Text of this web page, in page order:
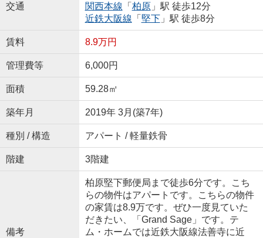
交通
関西本線 「 柏原」駅 徒歩12分
近鉄大阪線 「 堅下」駅 徒歩8分
賃料 8.9万円
管理費等 6,000円
面積 59.28㎡
築年月 2019年 3月(築7年)
種別 / 構造 アパート / 軽量鉄骨
階建 3階建
備考
柏原堅下郵便局まで徒歩6分です。こち
らの物件はアパートです。こちらの物件
の家賃は8.9万です。ぜひ一度見ていた
だきたい、「Grand Sage」です。テ
ム・ホームでは近鉄大阪線法善寺に近